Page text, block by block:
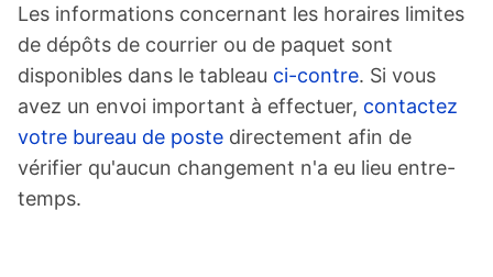
Les informations concernant les horaires limites
de dépôts de courrier ou de paquet sont
disponibles dans le tableau ci-contre. Si vous
avez un envoi important à effectuer, contactez
votre bureau de poste directement afin de
vérifier qu'aucun changement n'a eu lieu entre-
temps.